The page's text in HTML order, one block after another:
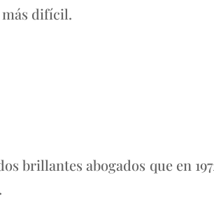
difícil.
brillantes abogados que en